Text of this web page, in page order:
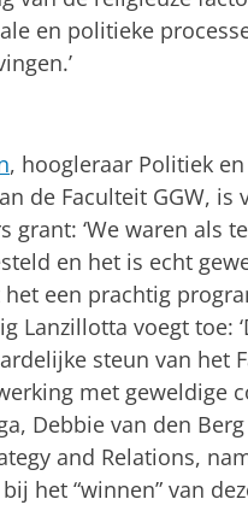
en politieke
, hoogleraar Politiek
de Faculteit GGW, is
grant: ‘We waren
en het is echt
een prachtig
Lanzillotta voegt toe:
steun van het
met geweldige
Debbie van den
and Relations,
het “winnen” van